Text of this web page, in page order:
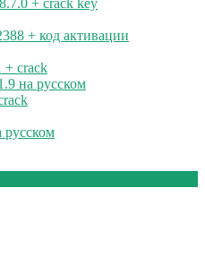
+ crack key
+ код активации
+ crack
на русском
русском